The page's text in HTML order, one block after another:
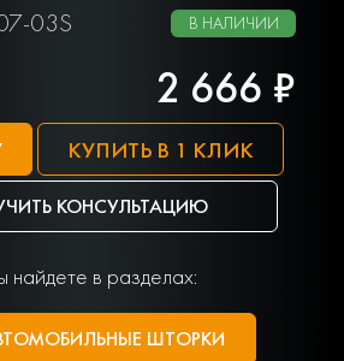
03S В НАЛИЧИИ
2 666 ₽
КУПИТЬ В 1 КЛИК
КОНСУЛЬТАЦИЮ
в разделах:
ШТОРКИ